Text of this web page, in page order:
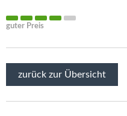
guter Preis
zurück zur Übersicht